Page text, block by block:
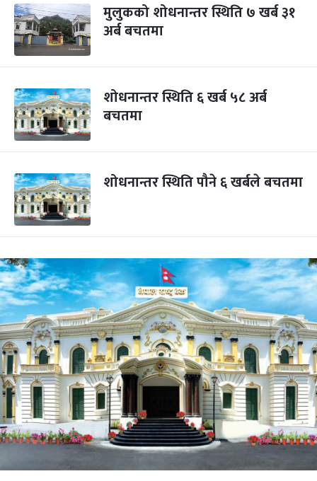
मुलुकको शोधनान्तर स्थिति ७ खर्ब ३१
अर्ब बचतमा
शोधनान्तर स्थिति ६ खर्ब ५८ अर्ब
बचतमा
शोधनान्तर स्थिति पौने ६ खर्बले बचतमा